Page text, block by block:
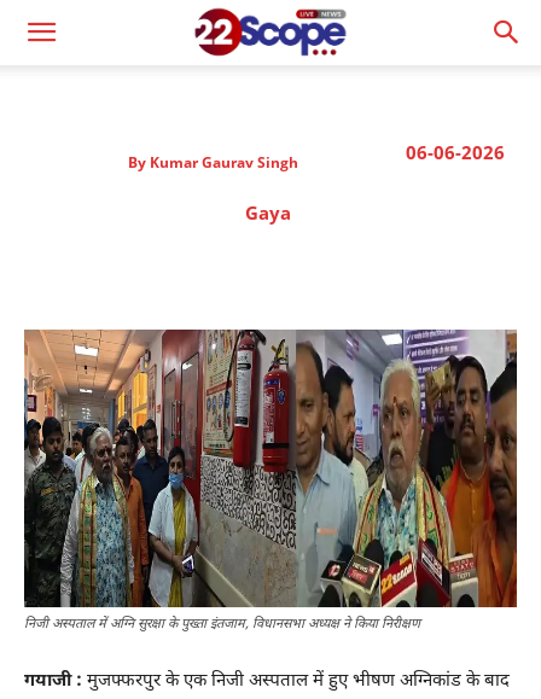
06-06-2026
By Kumar Gaurav Singh
Gaya
निजी अस्पताल में अग्नि सुरक्षा के पुख्ता इंतजाम, विधानसभा अध्यक्ष ने किया निरीक्षण
गयाजी : मुजफ्फरपुर के एक निजी अस्पताल में हुए भीषण अग्निकांड के बाद